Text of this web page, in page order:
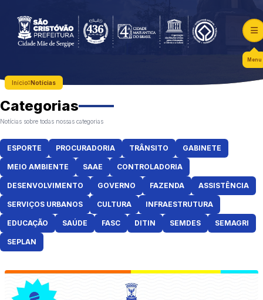
Menu
Início Notícias
Categorias
Notícias sobre todas nossas categorias
ESPORTE PROCURADORIA TRÂNSITO GABINETE
MEIO AMBIENTE SAAE CONTROLADORIA
DESENVOLVIMENTO GOVERNO FAZENDA ASSISTÊNCIA
SERVIÇOS URBANOS CULTURA INFRAESTRUTURA
EDUCAÇÃO SAÚDE FASC DITIN SEMDES SEMAGRI
SEPLAN